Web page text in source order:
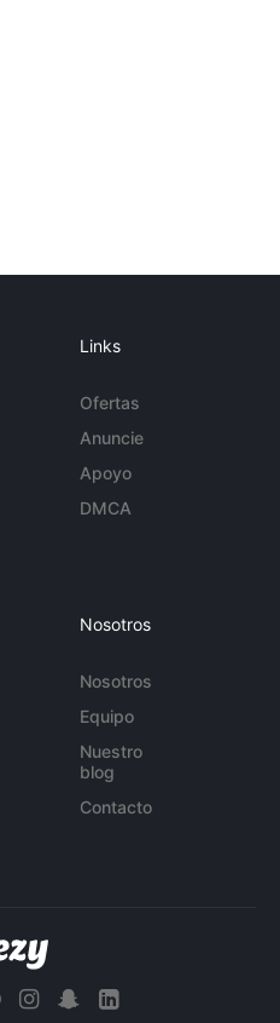
Links
Ofertas
Anuncie
Apoyo
DMCA
Nosotros
Nosotros
Equipo
Nuestro
blog
Contacto